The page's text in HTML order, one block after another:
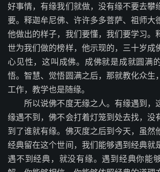
好事情，有缘我们就做，没有缘不要去攀
要。释迦牟尼佛、许许多多菩萨、祖师大
他做出的样子，我们要懂，我们要学习。
世为我们做的榜样，他示现的，三十岁成
心见性，这叫成佛。成佛就是成就圆满
悟。智慧、觉悟圆满之后，那就教化众生
工作，教学也是随缘。
所以说佛不度无缘之人。有缘遇到，
缘遇不到，佛不会打着灯笼到处去找，没
到了谁就有缘。佛灭度之后到今天，虽然
经典留在这个世间，我们能够遇到经典就
遇不到经典，就没有缘。遇到经典你能